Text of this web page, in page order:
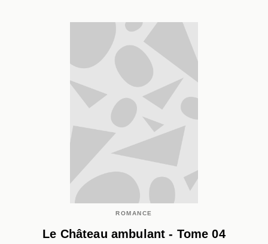
ROMANCE
Le Château ambulant - Tome 04